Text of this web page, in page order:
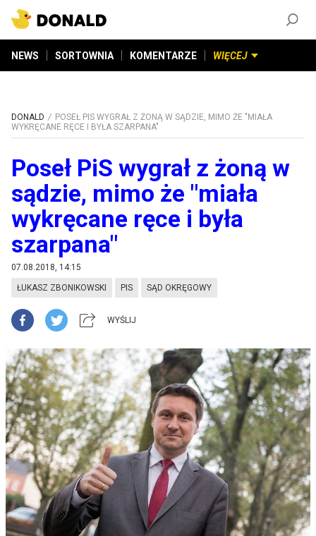
NEWS SORTOWNIA KOMENTARZE WIĘCEJ
DONALD
POSEŁ PIS WYGRAŁ Z ŻONĄ W SĄDZIE, MIMO ŻE "MIAŁA
WYKRĘCANE RĘCE I BYŁA SZARPANA"
Poseł PiS wygrał z żoną w
sądzie, mimo że "miała
wykręcane ręce i była
szarpana"
07.08.2018, 14:15
ŁUKASZ ZBONIKOWSKI PIS SĄD OKRĘGOWY
WYŚLIJ